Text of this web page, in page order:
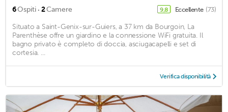
6Ospiti · 2Camere 9,8 Eccellente (73)
Situato a Saint-Genix-sur-Guiers, a 37 km da Bourgoin, La
Parenthèse offre un giardino e la connessione WiFi gratuita. Il
bagno privato è completo di doccia, asciugacapelli e set di
cortesia. ...
Verifica disponibilità